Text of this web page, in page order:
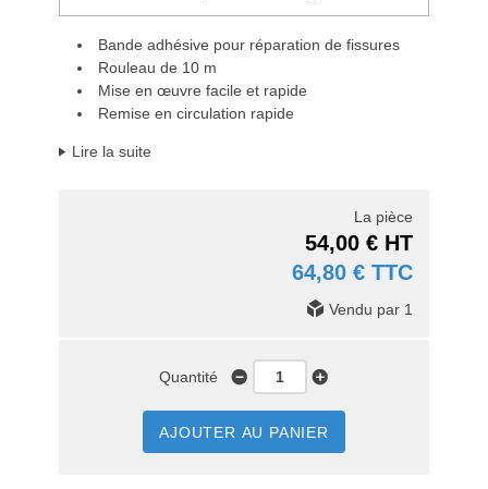
Bande adhésive pour réparation de fissures
Rouleau de 10 m
Mise en œuvre facile et rapide
Remise en circulation rapide
Lire la suite
La pièce
54,00 € HT
64,80 € TTC
Vendu par 1
Quantité
AJOUTER AU PANIER